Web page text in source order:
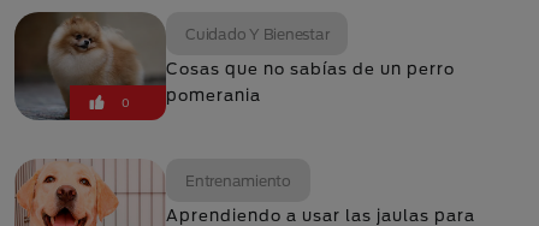
0
Cuidado Y Bienestar
Cosas que no sabías de un perro
pomerania
Entrenamiento
Aprendiendo a usar las jaulas para